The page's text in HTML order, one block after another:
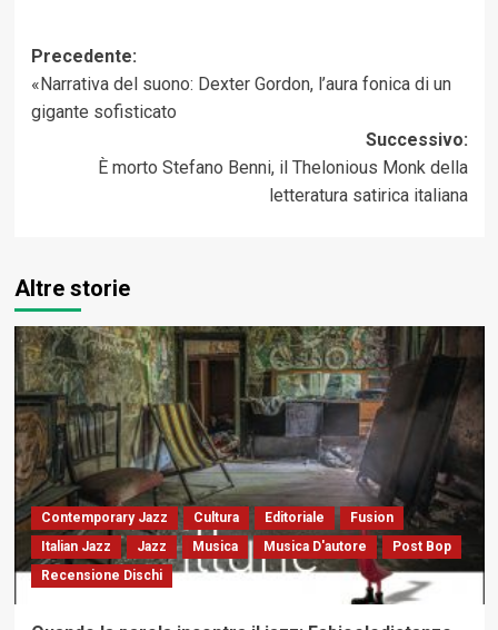
Navigazione
articolo
Precedente:
«Narrativa del suono: Dexter Gordon, l’aura fonica di un
gigante sofisticato
Successivo:
È morto Stefano Benni, il Thelonious Monk della
letteratura satirica italiana
Altre storie
Contemporary Jazz Cultura Editoriale
Fusion
Italian Jazz
Jazz Musica Musica D'autore
Post Bop
Recensione Dischi